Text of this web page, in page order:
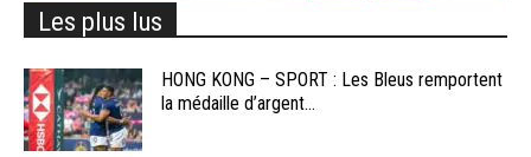
Les plus lus
HONG KONG – SPORT : Les Bleus remportent
la médaille d’argent...